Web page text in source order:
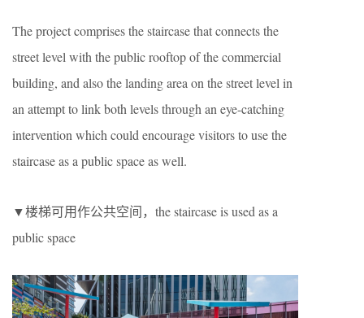
The project comprises the staircase that connects the
street level with the public rooftop of the commercial
building, and also the landing area on the street level in
an attempt to link both levels through an eye-catching
intervention which could encourage visitors to use the
staircase as a public space as well.
▼楼梯可用作公共空间，the staircase is used as a
public space